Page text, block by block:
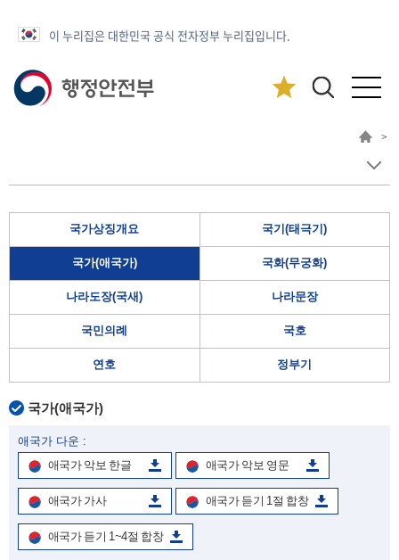
이 누리집은 대한민국 공식 전자정부 누리집입니다.
>
국가상징개요 국기(태극기)
국가(애국가) 국화(무궁화)
나라도장(국새) 나라문장
국민의례 국호
연호 정부기
국가(애국가)
애국가 다운 :
애국가 악보 한글
애국가 악보 영문
애국가 가사 애국가 듣기 1절 합창
애국가 듣기 1~4절 합창